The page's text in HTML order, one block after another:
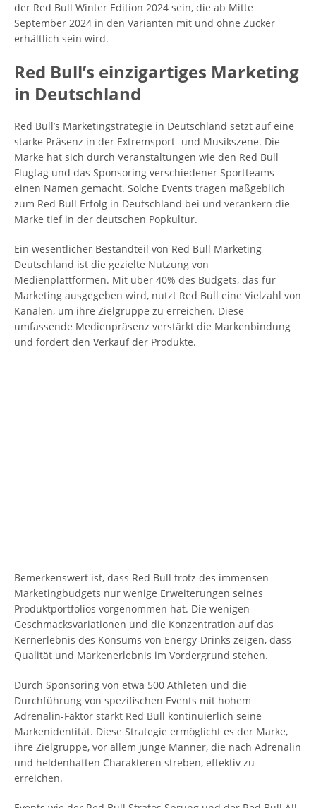
der Red Bull Winter Edition 2024 sein, die ab Mitte
September 2024 in den Varianten mit und ohne Zucker
erhältlich sein wird.
Red Bull’s einzigartiges Marketing
in Deutschland
Red Bull’s Marketingstrategie in Deutschland setzt auf eine
starke Präsenz in der Extremsport- und Musikszene. Die
Marke hat sich durch Veranstaltungen wie den Red Bull
Flugtag und das Sponsoring verschiedener Sportteams
einen Namen gemacht. Solche Events tragen maßgeblich
zum Red Bull Erfolg in Deutschland bei und verankern die
Marke tief in der deutschen Popkultur.
Ein wesentlicher Bestandteil von Red Bull Marketing
Deutschland ist die gezielte Nutzung von
Medienplattformen. Mit über 40% des Budgets, das für
Marketing ausgegeben wird, nutzt Red Bull eine Vielzahl von
Kanälen, um ihre Zielgruppe zu erreichen. Diese
umfassende Medienpräsenz verstärkt die Markenbindung
und fördert den Verkauf der Produkte.
Bemerkenswert ist, dass Red Bull trotz des immensen
Marketingbudgets nur wenige Erweiterungen seines
Produktportfolios vorgenommen hat. Die wenigen
Geschmacksvariationen und die Konzentration auf das
Kernerlebnis des Konsums von Energy-Drinks zeigen, dass
Qualität und Markenerlebnis im Vordergrund stehen.
Durch Sponsoring von etwa 500 Athleten und die
Durchführung von spezifischen Events mit hohem
Adrenalin-Faktor stärkt Red Bull kontinuierlich seine
Markenidentität. Diese Strategie ermöglicht es der Marke,
ihre Zielgruppe, vor allem junge Männer, die nach Adrenalin
und heldenhaften Charakteren streben, effektiv zu
erreichen.